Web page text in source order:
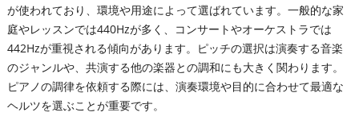
が使われており、環境や用途によって選ばれています。一般的な家
庭やレッスンでは440Hzが多く、コンサートやオーケストラでは
442Hzが重視される傾向があります。ピッチの選択は演奏する音楽
のジャンルや、共演する他の楽器との調和にも大きく関わります。
ピアノの調律を依頼する際には、演奏環境や目的に合わせて最適な
ヘルツを選ぶことが重要です。